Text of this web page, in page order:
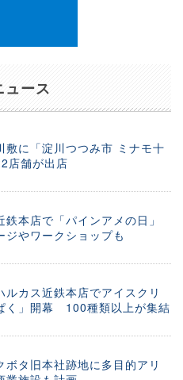
ュース
敷に「淀川つつみ市 ミナモ十
店舗が出店
本店で「パインアメの日」
やワークショップも
ルカス近鉄本店でアイスクリ
く」開幕 100種類以上が集結
ボタ旧本社跡地に多目的アリ